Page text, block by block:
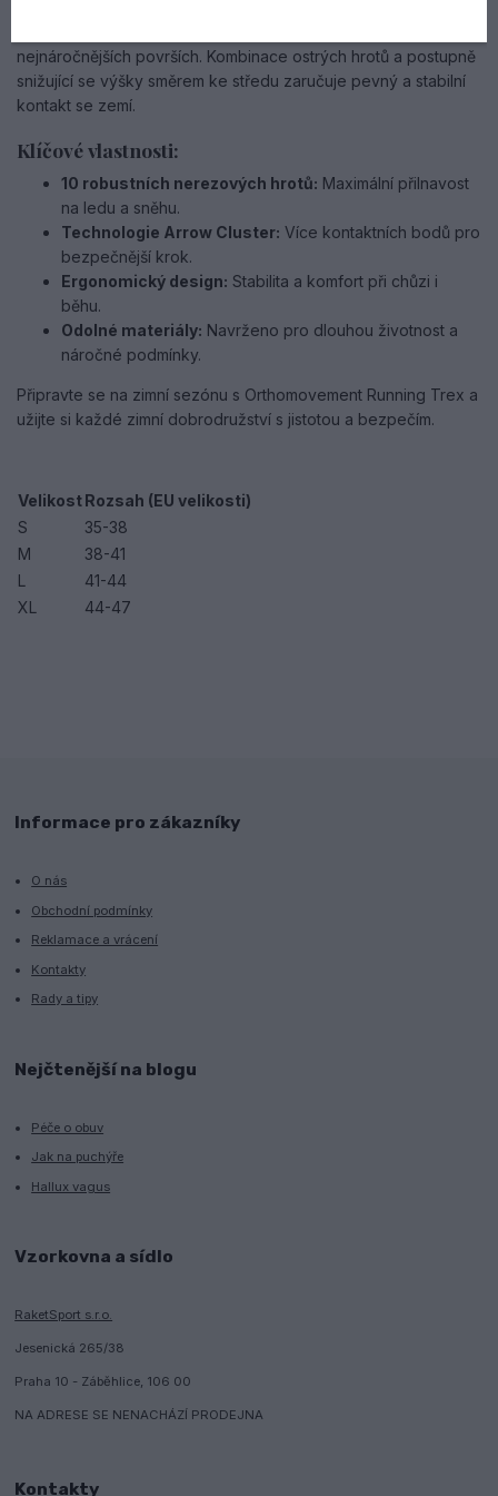
nejnáročnějších površích. Kombinace ostrých hrotů a postupně
snižující se výšky směrem ke středu zaručuje pevný a stabilní
kontakt se zemí.
Klíčové vlastnosti:
10 robustních nerezových hrotů: Maximální přilnavost
na ledu a sněhu.
Technologie Arrow Cluster: Více kontaktních bodů pro
bezpečnější krok.
Ergonomický design: Stabilita a komfort při chůzi i
běhu.
Odolné materiály: Navrženo pro dlouhou životnost a
náročné podmínky.
Připravte se na zimní sezónu s Orthomovement Running Trex a
užijte si každé zimní dobrodružství s jistotou a bezpečím.
VelikostRozsah (EU velikosti)
S
35-38
M
38-41
L
41-44
XL
44-47
Informace pro zákazníky
O nás
Obchodní podmínky
Reklamace a vrácení
Kontakty
Rady a tipy
Nejčtenější na blogu
Péče o obuv
Jak na puchýře
Hallux vagus
Vzorkovna a sídlo
RaketSport s.r.o.
Jesenická 265/38
Praha 10 - Záběhlice, 106 00
NA ADRESE SE NENACHÁZÍ PRODEJNA
Kontakty